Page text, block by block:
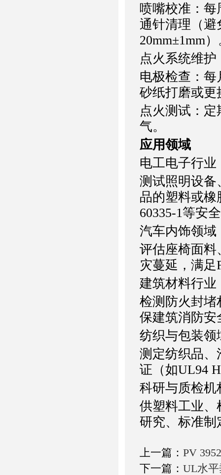
喷嘴校准：
通针清理（避
20mm±1mm
点火系统维护
电极检查：
砂纸打磨或更
点火测试：
气。
应用领域
电工电子行业
测试照明设备
品的塑料或橡
60335-1等安
汽车内饰领域
评估座椅面料
灾蔓延，满足
建筑材料行业
检测防火封堵
保建筑消防安
纺织与包装领
测定纺织品、
证（如UL94
科研与质检机
供塑料工业、
研究、标准制
上一篇： PV
下一篇： UL水